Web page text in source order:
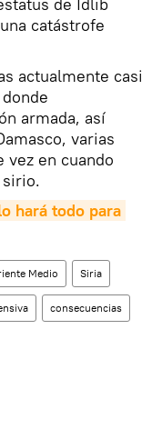
catástrofe
actualmente casi
armada, así
varias
vez en cuando
hará todo para
Medio Siria
consecuencias